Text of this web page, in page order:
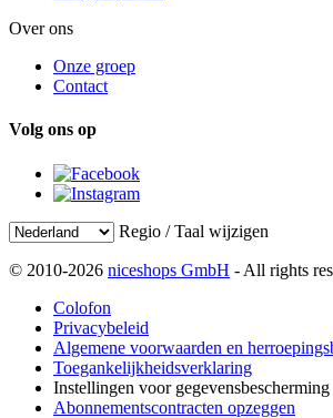
Over ons
Onze groep
Contact
Volg ons op
Regio / Taal wijzigen
© 2010-2026 niceshops GmbH - All rights
Colofon
Privacybeleid
Algemene voorwaarden en
Toegankelijkheidsverklaring
Instellingen voor gegevensbescherming
Abonnementscontracten opzeggen